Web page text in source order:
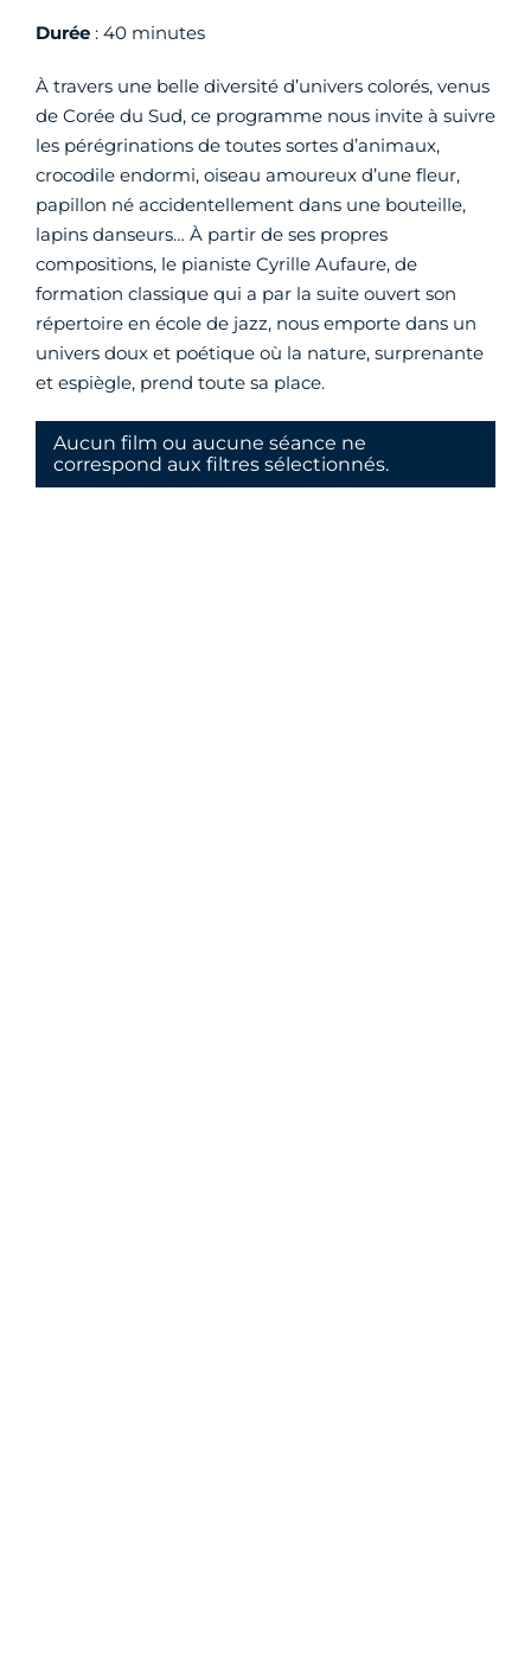
Durée : 40 minutes
À travers une belle diversité d’univers colorés, venus
de Corée du Sud, ce programme nous invite à suivre
les pérégrinations de toutes sortes d’animaux,
crocodile endormi, oiseau amoureux d’une fleur,
papillon né accidentellement dans une bouteille,
lapins danseurs… À partir de ses propres
compositions, le pianiste Cyrille Aufaure, de
formation classique qui a par la suite ouvert son
répertoire en école de jazz, nous emporte dans un
univers doux et poétique où la nature, surprenante
et espiègle, prend toute sa place.